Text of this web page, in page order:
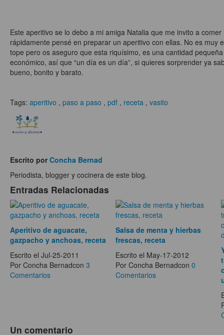
Este aperitivo se lo debo a mi amiga Natalia que me invito a
rápidamente pensé en preparar un aperitivo con ellas. No es muy
tope pero os aseguro que esta riquísimo, es una cantidad
económico, así que “un día es un día”, si quieres sorprender ya
bueno, bonito y barato.
Tags: aperitivo , paso a paso , pdf , receta , vasito
Escrito por Concha Bernad
Periodista, blogger y cocinera de este blog.
Entradas Relacionadas
Aperitivo de aguacate,
gazpacho y anchoas, receta
Escrito el Jul-25-2011
Por Concha Bernadcon 3
Comentarios
Salsa de menta y hierbas
frescas, receta
Escrito el May-17-2012
Por Concha Bernadcon0
Comentarios
Un comentario